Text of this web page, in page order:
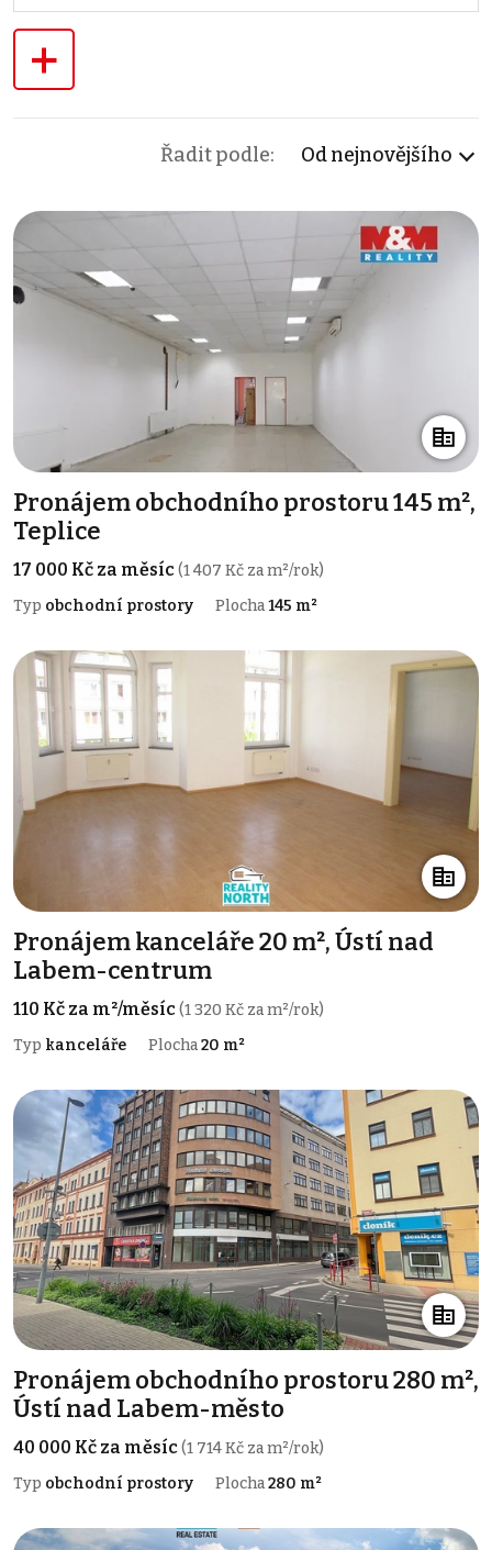
+
Řadit podle: Od nejnovějšího
Pronájem obchodního prostoru 145 m²,
Teplice
17 000 Kč za měsíc(1 407 Kč za m²/rok)
Typ obchodní prostory Plocha145 m²
Pronájem kanceláře 20 m², Ústí nad
Labem-centrum
110 Kč za m²/měsíc(1 320 Kč za m²/rok)
Typ kanceláře Plocha20 m²
Pronájem obchodního prostoru 280 m²,
Ústí nad Labem-město
40 000 Kč za měsíc(1 714 Kč za m²/rok)
Typ obchodní prostory Plocha280 m²